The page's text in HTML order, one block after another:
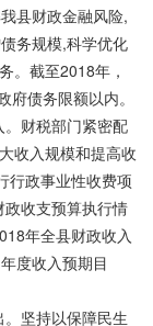
县财政金融风险,
务规模,科学优化
。截至2018年，
债务限额以内。
财税部门紧密配
收入规模和提高收
行政事业性收费项
收支预算执行情
年全县财政收入
度收入预期目
坚持以保障民生